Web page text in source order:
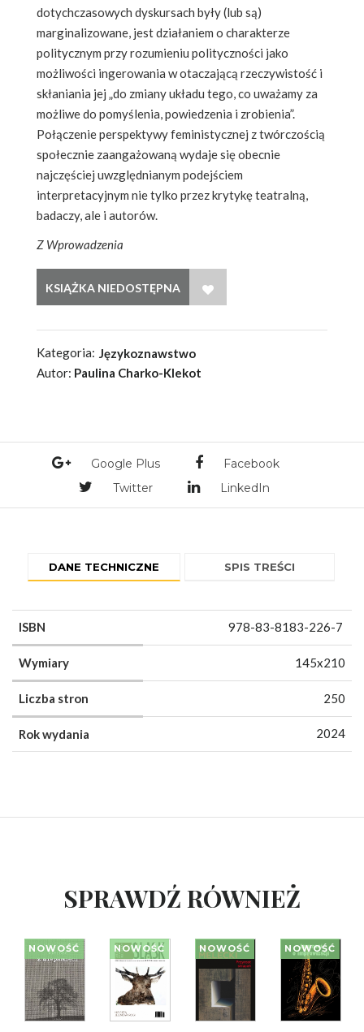
dotychczasowych dyskursach były (lub są)
marginalizowane, jest działaniem o charakterze
politycznym przy rozumieniu polityczności jako
możliwości ingerowania w otaczającą rzeczywistość i
skłaniania jej „do zmiany układu tego, co uważamy za
możliwe do pomyślenia, powiedzenia i zrobienia”.
Połączenie perspektywy feministycznej z twórczością
społecznie zaangażowaną wydaje się obecnie
najczęściej uwzględnianym podejściem
interpretacyjnym nie tylko przez krytykę teatralną,
badaczy, ale i autorów.
Z Wprowadzenia
WISH LIST
Kategoria: Językoznawstwo
Autor: Paulina Charko-Klekot
Google Plus
Facebook
Twitter
LinkedIn
DANE TECHNICZNE SPIS TREŚCI
ISBN 978-83-8183-226-7
Wymiary 145x210
Liczba stron 250
Rok wydania 2024
SPRAWDŹ RÓWNIEŻ
NOWOŚĆ NOWOŚĆ NOWOŚĆ NOWOŚĆ